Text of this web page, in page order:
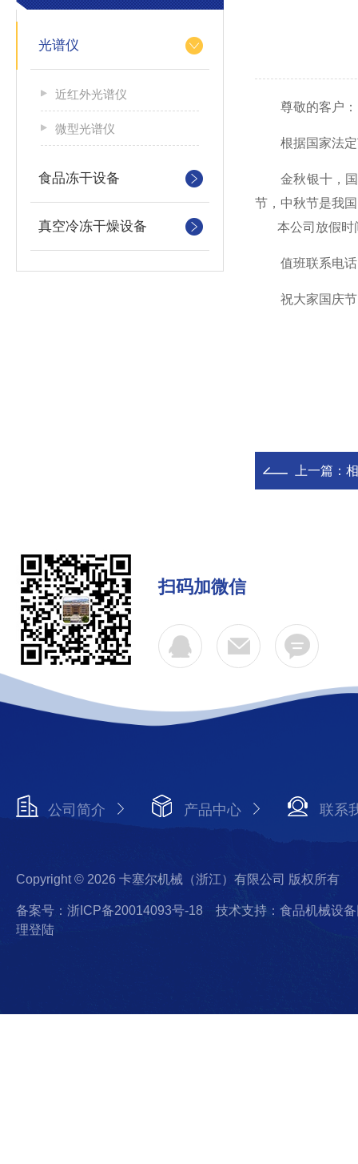
光谱仪
近红外光谱仪
微型光谱仪
食品冻干设备
真空冷冻干燥设备
尊敬的客户
根据国家法定
金秋银十，国
节，中秋节是我
本公司放假时
值班联系电话
祝大家国庆节
上一篇：
扫码加微信
公司简介 产品中心 联系
Copyright © 2026 卡塞尔机械（浙江）有限公司 版权所有
备案号：浙ICP备20014093号-18
技术支持：食品机械设
理登陆